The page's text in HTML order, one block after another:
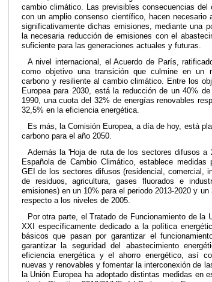
cambio climático. Las previsibles consecuencias del
con un amplio consenso científico, hacen necesario
significativamente dichas emisiones, mediante una
la necesaria reducción de emisiones con el
suficiente para las generaciones actuales y futuras.
A nivel internacional, el Acuerdo de París,
como objetivo una transición que culmine en un
carbono y resiliente al cambio climático. Entre los
Europea para 2030, está la reducción de un 40%
1990, una cuota del 32% de energías renovables
32,5% en la eficiencia energética.
Es más, la Comisión Europea, a día de hoy, está
carbono para el año 2050.
Además la 'Hoja de ruta de los sectores difusos a
Española de Cambio Climático, establece
GEI de los sectores difusos (residencial, comercial,
de residuos, agricultura, gases fluorados e
emisiones) en un 10% para el periodo 2013-2020 y
respecto a los niveles de 2005.
Por otra parte, el Tratado de Funcionamiento de la
XXI específicamente dedicado a la política
básicos que pasan por garantizar el
garantizar la seguridad del abastecimiento
eficiencia energética y el ahorro energético, así
nuevas y renovables y fomentar la interconexión de
la Unión Europea ha adoptado distintas medidas en